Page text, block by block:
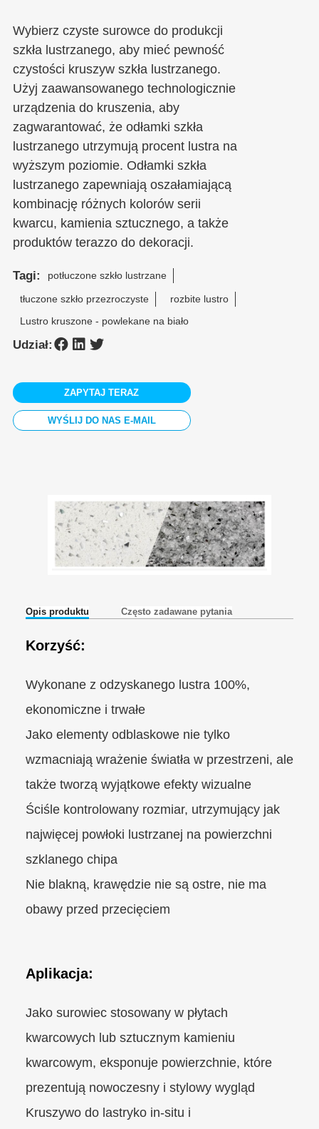
Wybierz czyste surowce do produkcji
szkła lustrzanego, aby mieć pewność
czystości kruszyw szkła lustrzanego.
Użyj zaawansowanego technologicznie
urządzenia do kruszenia, aby
zagwarantować, że odłamki szkła
lustrzanego utrzymują procent lustra na
wyższym poziomie. Odłamki szkła
lustrzanego zapewniają oszałamiającą
kombinację różnych kolorów serii
kwarcu, kamienia sztucznego, a także
produktów terazzo do dekoracji.
Tagi: potłuczone szkło lustrzane
tłuczone szkło przezroczyste
rozbite lustro
Lustro kruszone - powlekane na biało
Udział:
ZAPYTAJ TERAZ
WYŚLIJ DO NAS E-MAIL
Opis produktu Często zadawane pytania
Korzyść:
Wykonane z odzyskanego lustra 100%,
ekonomiczne i trwałe
Jako elementy odblaskowe nie tylko
wzmacniają wrażenie światła w przestrzeni, ale
także tworzą wyjątkowe efekty wizualne
Ściśle kontrolowany rozmiar, utrzymujący jak
najwięcej powłoki lustrzanej na powierzchni
szklanego chipa
Nie blakną, krawędzie nie są ostre, nie ma
obawy przed przecięciem
Aplikacja:
Jako surowiec stosowany w płytach
kwarcowych lub sztucznym kamieniu
kwarcowym, eksponuje powierzchnie, które
prezentują nowoczesny i stylowy wygląd
Kruszywo do lastryko in-situ i